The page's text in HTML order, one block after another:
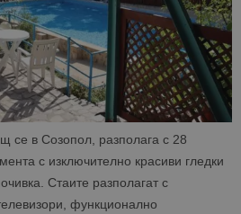
се в Созопол, разполага с 28
с изключително красиви гледки
Стаите разполагат с
функционално